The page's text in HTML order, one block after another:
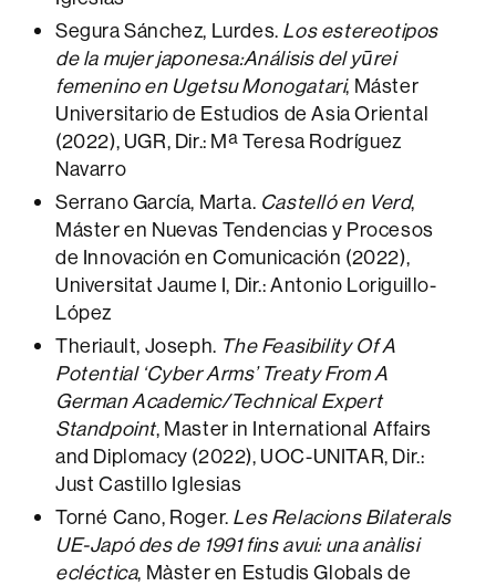
Segura Sánchez, Lurdes. Los estereotipos
de la mujer japonesa:Análisis del yūrei
femenino en Ugetsu Monogatari, Máster
Universitario de Estudios de Asia Oriental
(2022), UGR, Dir.: Mª Teresa Rodríguez
Navarro
Serrano García, Marta. Castelló en Verd,
Máster en Nuevas Tendencias y Procesos
de Innovación en Comunicación (2022),
Universitat Jaume I, Dir.: Antonio Loriguillo-
López
Theriault, Joseph. The Feasibility Of A
Potential ‘Cyber Arms’ Treaty From A
German Academic/Technical Expert
Standpoint, Master in International Affairs
and Diplomacy (2022), UOC-UNITAR, Dir.:
Just Castillo Iglesias
Torné Cano, Roger. Les Relacions Bilaterals
UE-Japó des de 1991 fins avui: una anàlisi
ecléctica, Màster en Estudis Globals de